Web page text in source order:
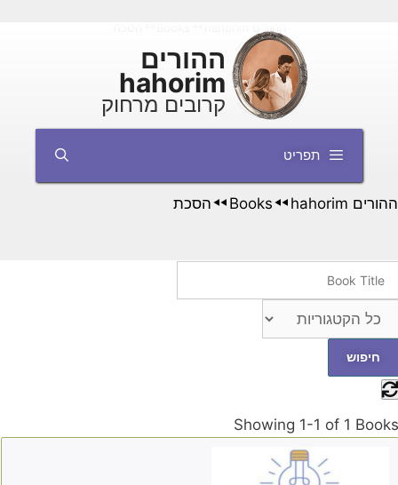
ההורים
hahorim
קרובים מרחוק
תפריט
ההורים hahorim ◄◄
Books
◄◄ הסכת
Showing 1-1 of 1 Books